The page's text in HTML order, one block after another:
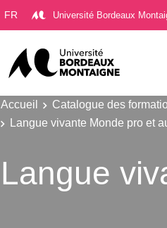
FR Université Bordeaux
Accueil Catalogue des
Langue vivante Monde pro et
Langue